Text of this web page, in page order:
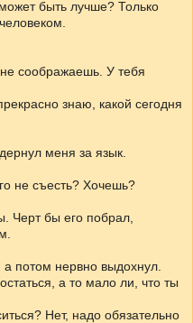
быть лучше? Только
соображаешь. У тебя
знаю, какой сегодня
меня за язык.
не съесть? Хочешь?
Черт бы его побрал,
потом нервно выдохнул.
а то мало ли, что ты
Нет, надо обязательно